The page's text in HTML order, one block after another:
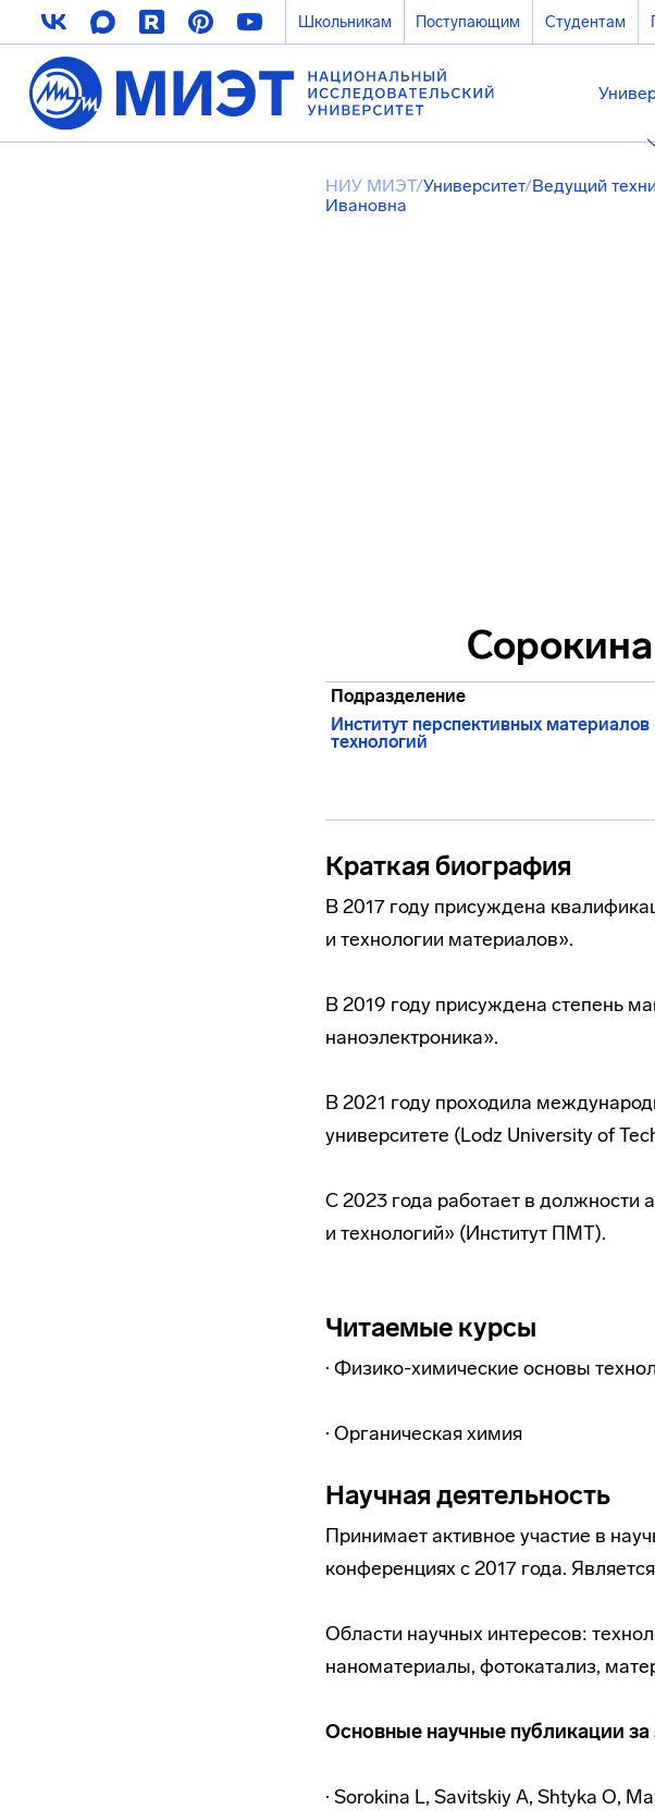
Школьникам Поступающим Студентам
НИУ МИЭТ/Университет/Ведущий
Ивановна
Подразделение
Институт перспективных материалов
технологий
Краткая биография
В 2017 году присуждена
и технологии материалов».
В 2019 году присуждена степень
наноэлектроника».
В 2021 году проходила
университете (Lodz University of
С 2023 года работает в должности
и технологий» (Институт ПМТ).
Читаемые курсы
· Физико-химические основы
· Органическая химия
Научная деятельность
Принимает активное участие в
конференциях с 2017 года.
Области научных интересов:
наноматериалы, фотокатализ,
Основные научные публикации за
· Sorokina L, Savitskiy A, Shtyka O,